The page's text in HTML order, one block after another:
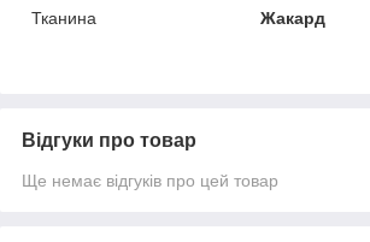
Тканина
Жакард
Відгуки про товар
Ще немає відгуків про цей товар